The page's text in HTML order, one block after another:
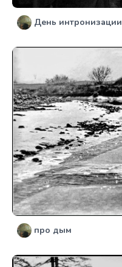
День интронизации
про дым